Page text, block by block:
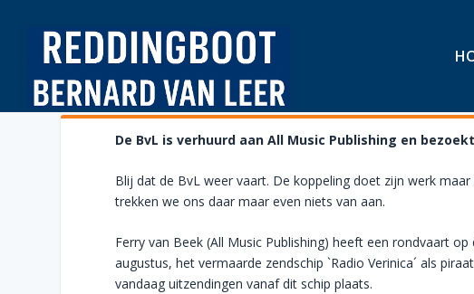
De BvL is verhuurd aan All Music Publishing en
Blij dat de BvL weer vaart. De koppeling doet zijn werk
trekken we ons daar maar even niets van aan.
Ferry van Beek (All Music Publishing) heeft een rondvaart
augustus, het vermaarde zendschip `Radio Verinica´ als
vandaag uitzendingen vanaf dit schip plaats.